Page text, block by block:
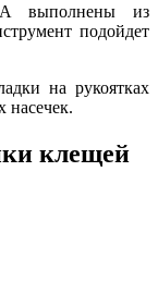
выполнены из
подойдет
на рукоятках
насечек.
клещей